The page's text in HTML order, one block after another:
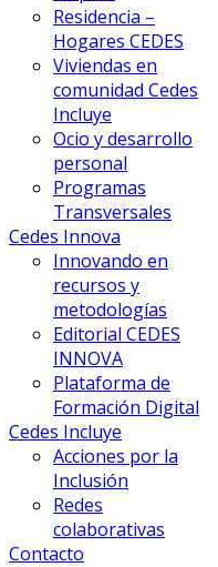
Residencia –
Hogares CEDES
Viviendas en
comunidad Cedes
Incluye
Ocio y desarrollo
personal
Programas
Transversales
Cedes Innova
Innovando en
recursos y
metodologías
Editorial CEDES
INNOVA
Plataforma de
Formación Digital
Cedes Incluye
Acciones por la
Inclusión
Redes
colaborativas
Contacto